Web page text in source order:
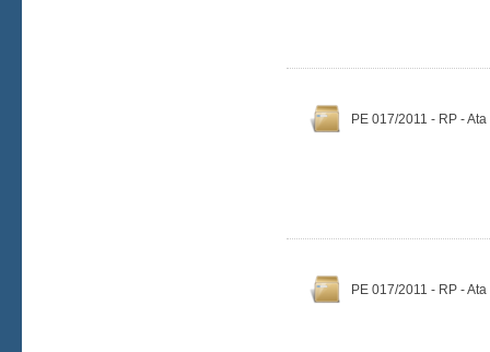
PE 017/2011 - RP -
PE 017/2011 - RP -